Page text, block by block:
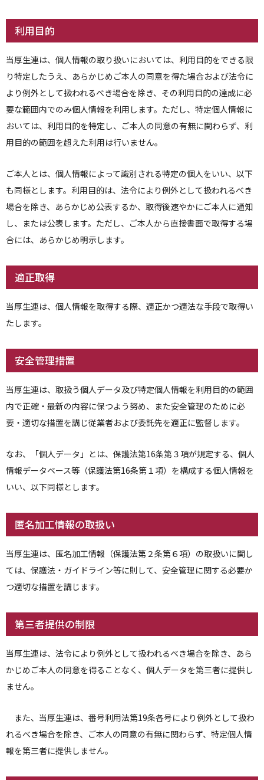
利用目的
当厚生連は、個人情報の取り扱いにおいては、利用目的をできる限
り特定したうえ、あらかじめご本人の同意を得た場合および法令に
より例外として扱われるべき場合を除き、その利用目的の達成に必
要な範囲内でのみ個人情報を利用します。ただし、特定個人情報に
おいては、利用目的を特定し、ご本人の同意の有無に関わらず、利
用目的の範囲を超えた利用は行いません。
ご本人とは、個人情報によって識別される特定の個人をいい、以下
も同様とします。利用目的は、法令により例外として扱われるべき
場合を除き、あらかじめ公表するか、取得後速やかにご本人に通知
し、または公表します。ただし、ご本人から直接書面で取得する場
合には、あらかじめ明示します。
適正取得
当厚生連は、個人情報を取得する際、適正かつ適法な手段で取得い
たします。
安全管理措置
当厚生連は、取扱う個人データ及び特定個人情報を利用目的の範囲
内で正確・最新の内容に保つよう努め、また安全管理のために必
要・適切な措置を講じ従業者および委託先を適正に監督します。
なお、「個人データ」とは、保護法第16条第３項が規定する、個人
情報データベース等（保護法第16条第１項）を構成する個人情報を
いい、以下同様とします。
匿名加工情報の取扱い
当厚生連は、匿名加工情報（保護法第２条第６項）の取扱いに関し
ては、保護法・ガイドライン等に則して、安全管理に関する必要か
つ適切な措置を講じます。
第三者提供の制限
当厚生連は、法令により例外として扱われるべき場合を除き、あら
かじめご本人の同意を得ることなく、個人データを第三者に提供し
ません。
また、当厚生連は、番号利用法第19条各号により例外として扱わ
れるべき場合を除き、ご本人の同意の有無に関わらず、特定個人情
報を第三者に提供しません。